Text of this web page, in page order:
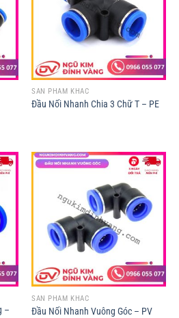
SẢN PHẨM KHÁC
Đầu Nối Nhanh Chia 3 Chữ T – PE
–
SẢN PHẨM KHÁC
Đầu Nối Nhanh Vuông Góc – PV